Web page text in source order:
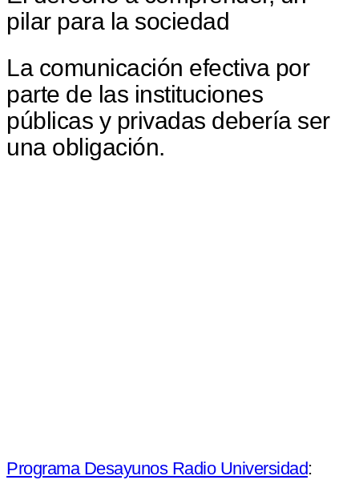
pilar para la sociedad
La comunicación efectiva por
parte de las instituciones
públicas y privadas debería ser
una obligación.
Programa Desayunos Radio Universidad: